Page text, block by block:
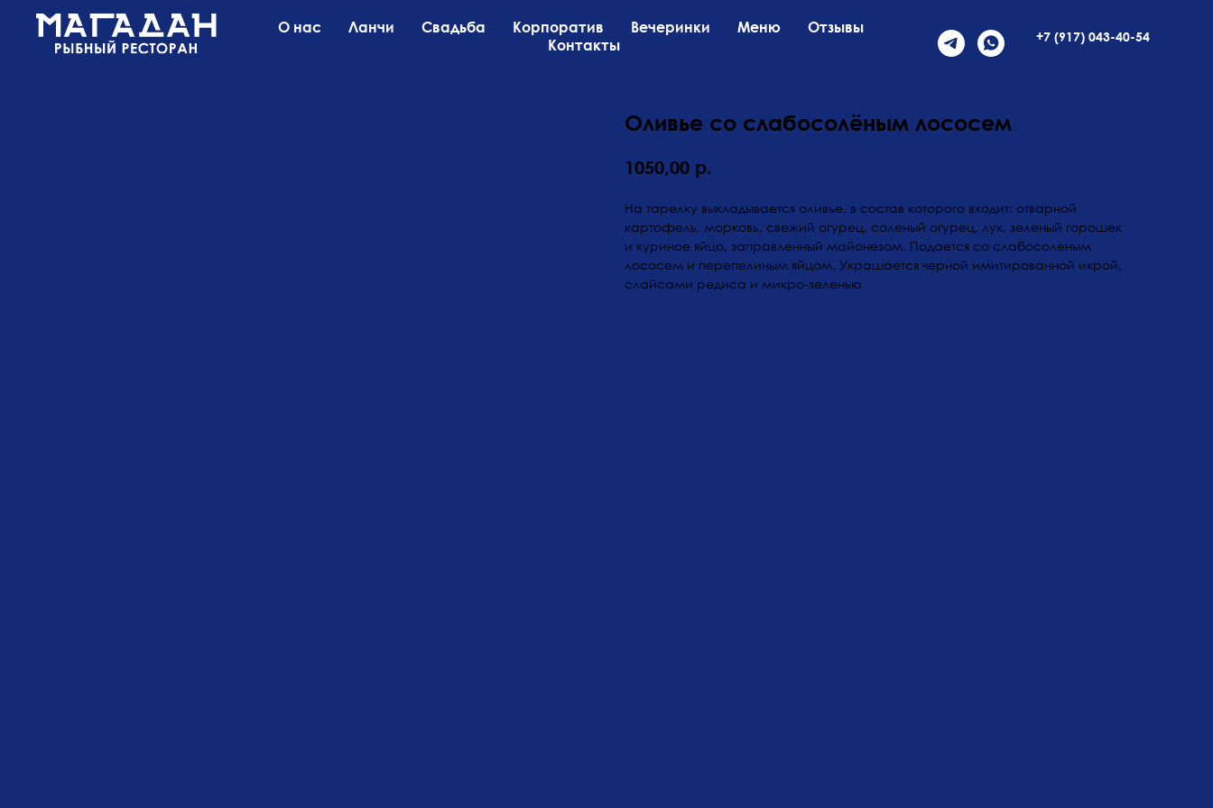
О нас Ланчи Свадьба Корпоратив Вечеринки Меню
Отзывы
Контакты
+7 (917) 043-40-54
Оливье со слабосолёным лососем
1050,00 р.
На тарелку выкладывается оливье, в состав которого входит: отварной
картофель, морковь, свежий огурец, соленый огурец, лук, зеленый горошек
и куриное яйцо, заправленный майонезом. Подается со слабосоленым
лососем и перепелиным яйцом. Украшается черной имитированной икрой,
слайсами редиса и микро-зеленью